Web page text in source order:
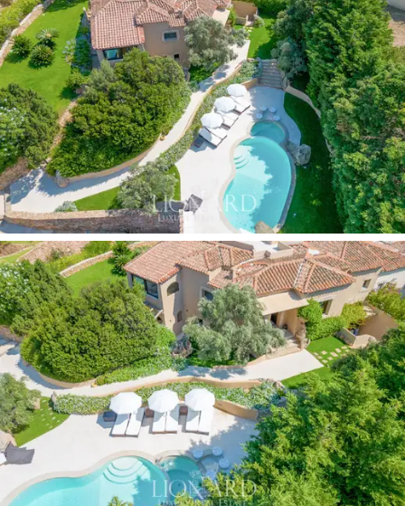
yerleştirilmiş biryüzme havuzualanının yanı sıra,
dinlenmek için mükemmel olan çok sayıda mobilyalı açık
alana da sahiptir. Panoramik masalı yemek alanı ve
Grande Pevero Körfezi'ne bakan kanepeli dinlenme
alanı da dahil olmak üzere yılın her mevsiminde
kullanılabilir.
İçeride,ebeveyn banyolu beş adet çift kişilik yatak
odası vepersonel için banyolu bir yatak odası
bulunmaktadır. İlave banyo, verandaya bakan çift kişilik
oturma odası, yüzme havuzuna bakan yemek odası ve
mutfak içeren yaşam alanına hizmet vermektedir.
Araba yolundan erişilebilen bu prestijli mülk, özel bir park
alanındadört adede kadar park yerisunmaktadır; bu,
kesinlikle benzersiz bir sahil evinin lüksünün keyfini
endişelenmeden çıkarmak için temel bir özelliktir ve
Porto Cervo'nun incisi Porto Cervo'dan sadece bir taş
atımı uzaklıktadır. Costa Smeralda, kara ve denizin eşsiz
bir senfonide harmanlandığı yer.